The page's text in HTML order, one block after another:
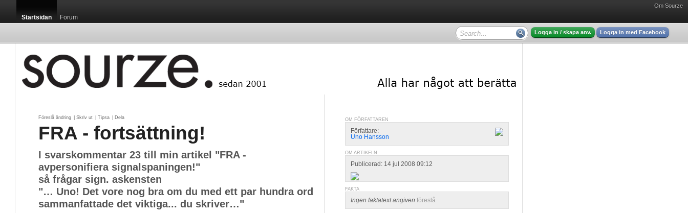
Om Sourze
Startsidan Forum
Logga in / skapa anv. Logga in med Facebook
Föreslå ändring Skriv ut Tipsa Dela
FRA - fortsättning!
I svarskommentar 23 till min artikel "FRA -
avpersonifiera signalspaningen!"
så frågar sign. askensten
"… Uno! Det vore nog bra om du med ett par hundra ord
sammanfattade det viktiga... du skriver…"
OM FÖRFATTAREN
Författare:
Uno Hansson
OM ARTIKELN
Publicerad: 14 jul 2008 09:12
FAKTA
Ingen faktatext angiven föreslå